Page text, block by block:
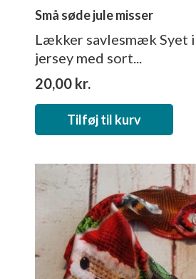
Små søde jule misser
Lækker savlesmæk Syet
jersey med sort...
20,00 kr.
Tilføj til kurv